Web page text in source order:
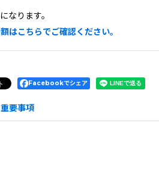
なります。
はこちらでご確認ください。
Facebookでシェア
要事項